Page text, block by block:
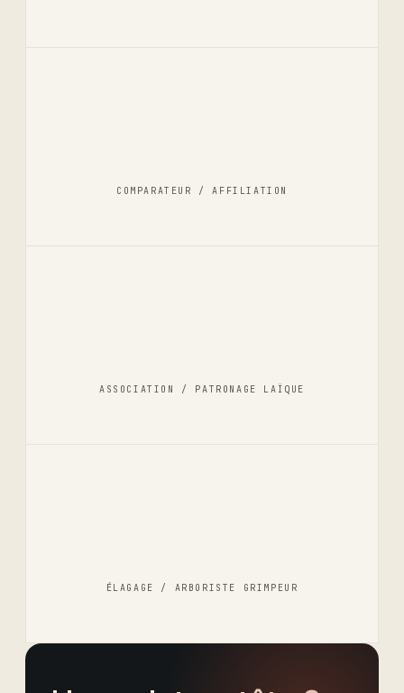
COMPARATEUR / AFFILIATION
ASSOCIATION / PATRONAGE LAÏQUE
ÉLAGAGE / ARBORISTE GRIMPEUR